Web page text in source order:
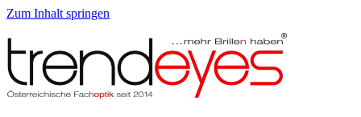
Zum Inhalt springen